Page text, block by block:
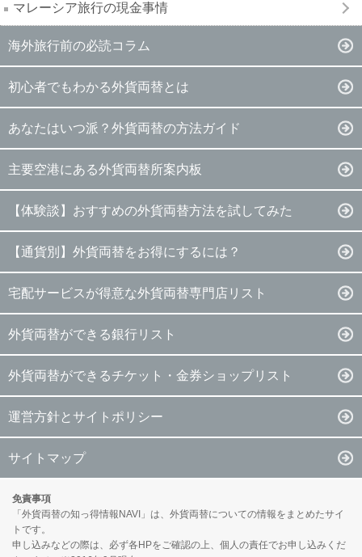
マレーシア旅行の現金事情
海外旅行前の必読コラム
初心者でもわかる外貨両替とは
あなたはいつ派？外貨両替の方法ガイド
主要空港にある外貨両替所案内板
【体験談】おすすめの外貨両替方法を試してみた
【通貨別】外貨両替をお得にするには？
宅配サービスが得意な外貨両替専門店リスト
外貨両替ができる銀行リスト
外貨両替ができるチケット・金券ショップリスト
運営方針とサイトポリシー
サイトマップ
免責事項
「外貨両替の知っ得情報NAVI」は、外貨両替についての情報をまとめたサイ
トです。
申し込みなどの際は、必ず各HPをご確認の上、個人の責任でお申し込みくだ